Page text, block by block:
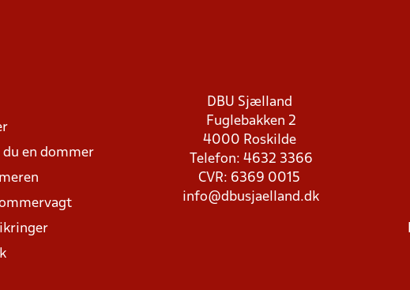
du en dommer
DBU Sjælland
Fuglebakken 2
4000 Roskilde
Telefon: 4632 3366
CVR: 6369 0015
info@dbusjaelland.dk